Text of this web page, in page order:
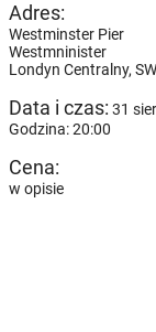
Adres:
Westminster Pier
Westmninister
Londyn Centralny,
Data i czas: 31
Godzina: 20:00
Cena:
w opisie